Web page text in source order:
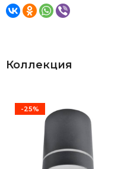
Коллекция
-25%